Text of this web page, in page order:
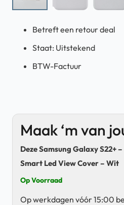
Betreft een retour deal
Staat: Uitstekend
BTW-Factuur
Maak ‘m van
Deze Samsung Galaxy S22+ –
Smart Led View Cover – Wit
Op Voorraad
Op werkdagen vóór 15:00